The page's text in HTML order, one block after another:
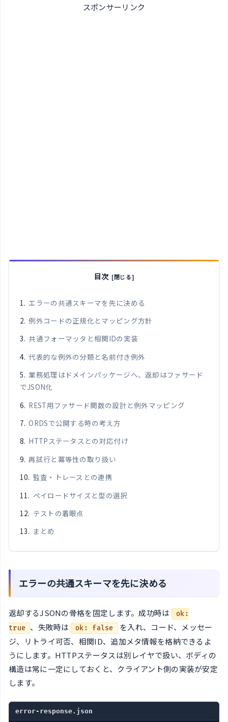
スポンサーリンク
目次
エラーの共通スキーマを先に決める
例外コードの正規化とマッピング方針
共通フォーマッタと相関IDの実装
代表的な例外の分類と名前付き例外
業務処理はドメインパッケージへ、返却はファサード
でJSON化
REST用ファサード関数の設計と例外マッピング
ORDSで公開する時の考え方
HTTPステータスとの対応付け
再試行と冪等性の取り扱い
監査・トレースとの連携
ペイロードサイズと型の選択
テストの着眼点
まとめ
エラーの共通スキーマを先に決める
返却するJSONの骨格を固定します。成功時は
ok:
true
、失敗時は ok: false
を入れ、コード、メッセー
ジ、リトライ可否、相関ID、追加メタ情報を格納できるよ
うにします。HTTPステータスは別レイヤで扱い、ボディの
構造は常に一定にしておくと、クライアント側の実装が安定
します。
error-response.json